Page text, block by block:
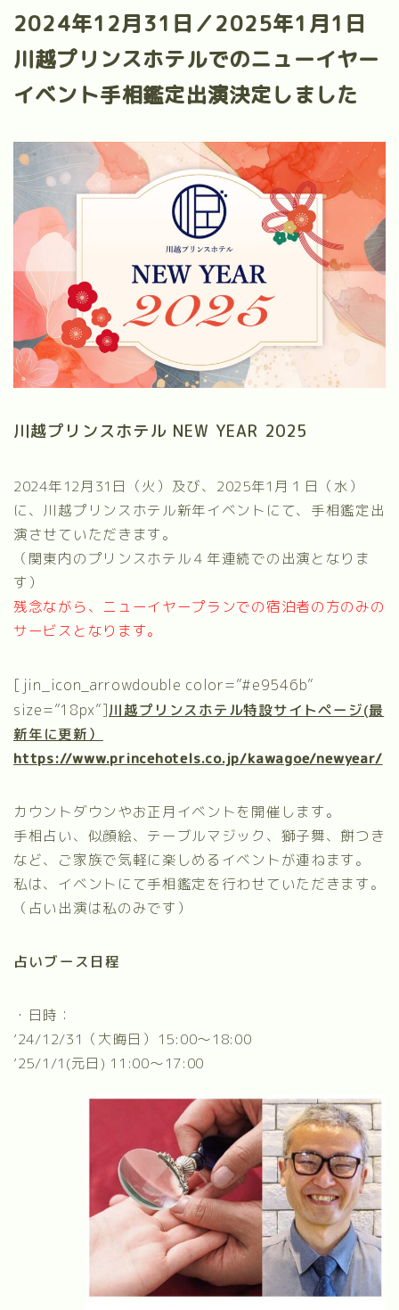
2024年12月31日／2025年1月1日
川越プリンスホテルでのニューイヤー
イベント手相鑑定出演決定しました
川越プリンスホテル NEW YEAR 2025
2024年12月31日（火）及び、2025年1月１日（水）
に、川越プリンスホテル新年イベントにて、手相鑑定出
演させていただきます。
（関東内のプリンスホテル４年連続での出演となりま
す）
残念ながら、ニューイヤープランでの宿泊者の方のみの
サービスとなります。
[jin_icon_arrowdouble color=”#e9546b”
size=”18px”]川越プリンスホテル特設サイトページ(最
新年に更新）
https://www.princehotels.co.jp/kawagoe/newyear/
カウントダウンやお正月イベントを開催します。
手相占い、似顔絵、テーブルマジック、獅子舞、餅つき
など、ご家族で気軽に楽しめるイベントが連ねます。
私は、イベントにて手相鑑定を行わせていただきます。
（占い出演は私のみです）
占いブース日程
・日時：
’24/12/31（大晦日）15:00～18:00
’25/1/1(元日) 11:00～17:00